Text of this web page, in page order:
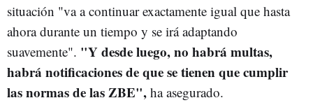
situación "va a continuar exactamente igual que hasta
ahora durante un tiempo y se irá adaptando
suavemente". "Y desde luego, no habrá multas,
habrá notificaciones de que se tienen que cumplir
las normas de las ZBE", ha asegurado.